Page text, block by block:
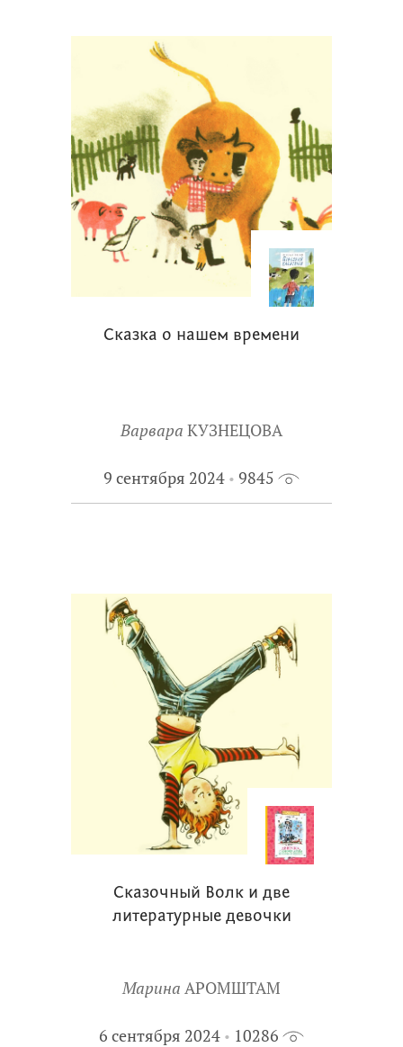
Сказка о нашем времени
Варвара КУЗНЕЦОВА
9 сентября 2024 9845
Сказочный Волк и две
литературные девочки
Марина АРОМШТАМ
6 сентября 2024 10286